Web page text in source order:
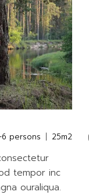
6 persons 25m2
tempor inc
ouraliqua.